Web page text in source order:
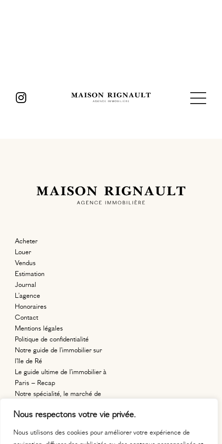
Nous respectons votre vie privée.
Nous utilisons des cookies pour améliorer votre expérience de
Acheter
Louer
Vendus
Estimation
Journal
L’agence
Honoraires
Contact
Mentions légales
Politique de confidentialité
Notre guide de l’immobilier sur
l’île de Ré
Le guide ultime de l’immobilier à
Paris – Recap
Notre spécialité, le marché de
11, place